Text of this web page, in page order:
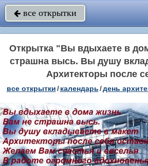
 все открытки
Открытка "Вы вдыхаете в
страшна высь. Вы душу
Архитекторы после
все открытки/ календарь/день